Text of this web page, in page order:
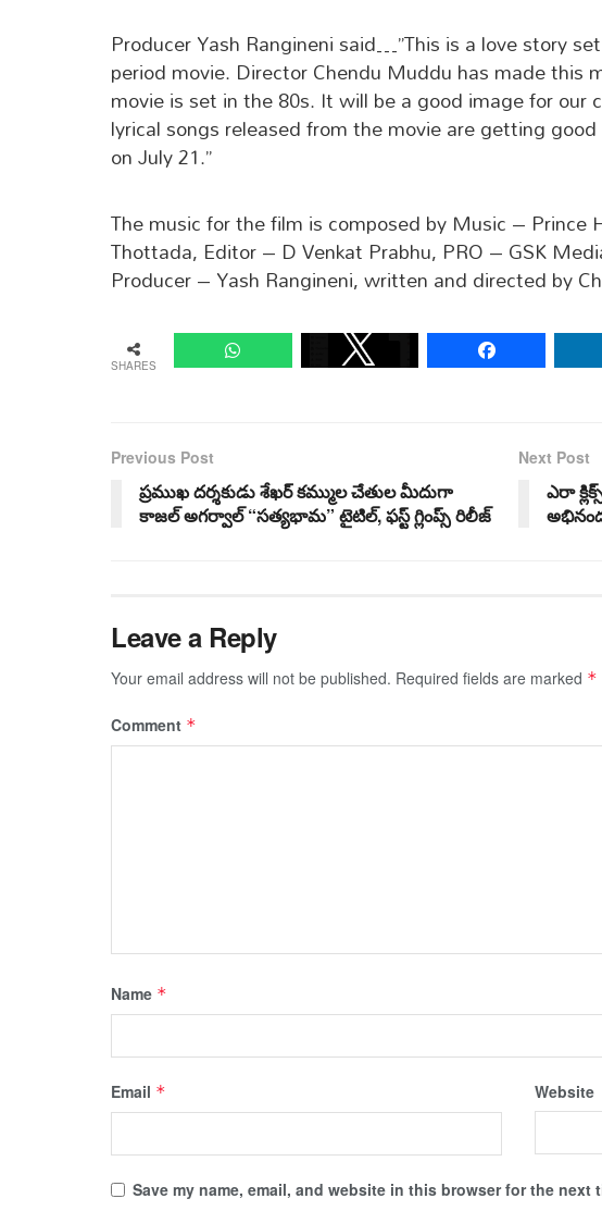
Producer Yash Rangineni said…”This is a love story
period movie. Director Chendu Muddu has made this
movie is set in the 80s. It will be a good image for our
lyrical songs released from the movie are getting
on July 21.”
The music for the film is composed by Music – Prince
Thottada, Editor – D Venkat Prabhu, PRO – GSK
Producer – Yash Rangineni, written and directed by
SHARES
Previous Post
ప్రముఖ దర్శకుడు శేఖర్ కమ్ముల చేతుల మీదుగా
కాజల్ అగర్వాల్ “సత్యభామ” టైటిల్, ఫస్ట్ గ్లింప్స్ రిలీజ్
Next Post
ఎరా
Leave a Reply
Your email address will not be published. Required fields are marked *
Comment *
Name *
Email * Website
Save my name, email, and website in this browser for the next